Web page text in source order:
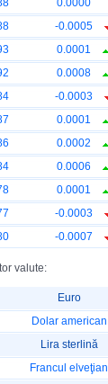
0.0000
-0.0005
0.0001
0.0008
-0.0003
0.0001
0.0002
0.0006
0.0001
-0.0003
-0.0007
valute:
Euro
Dolar american
Lira sterlină
Francul elveţian